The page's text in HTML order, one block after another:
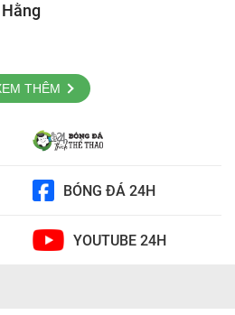
Hằng
THÊM
BÓNG ĐÁ 24H
YOUTUBE 24H